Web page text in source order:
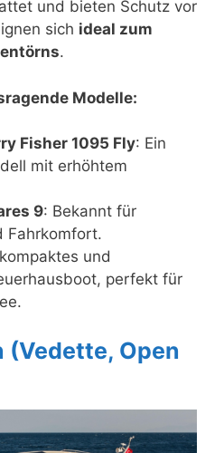
und bieten Schutz vor
sich ideal zum
.
Modelle:
Fisher 1095 Fly: Ein
mit erhöhtem
9: Bekannt für
Fahrkomfort.
und
perfekt für
Open